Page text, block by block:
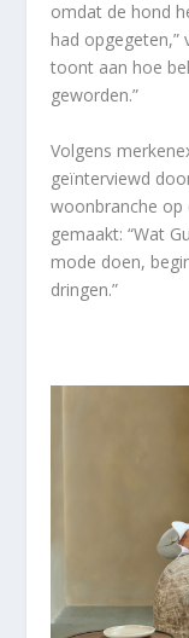
omdat de hond
had opgegeten,”
toont aan hoe
geworden.”
Volgens
geïnterviewd
woonbranche op
gemaakt: “Wat
mode doen,
dringen.”